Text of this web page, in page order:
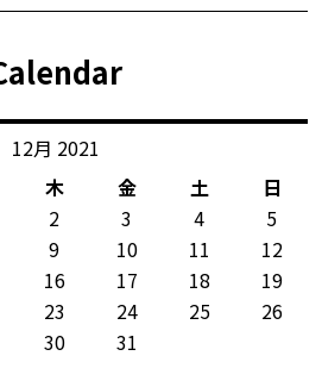
12月 2021
木 金 土
日
2 3 4
5
9 10 11
12
16 17 18
19
23 24 25
26
30
31